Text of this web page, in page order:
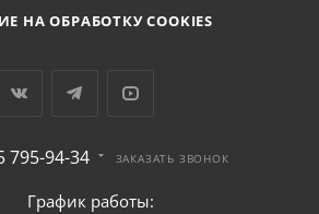
НА ОБРАБОТКУ COOKIES
795-94-34 ЗАКАЗАТЬ ЗВОНОК
График работы: